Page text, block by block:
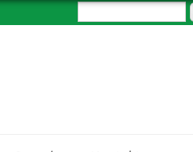
Suchformular